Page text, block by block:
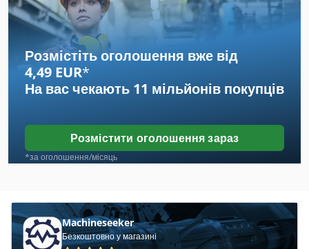
Cnc Центр
Colombo
Ctx
Gildemeister Ct 40
Holzman
Klopp Cnc
Selco
Selco Biesse
Розмістіть оголошення вже від
4,49 EUR*
На вас чекають 11 мільйонів покупців
Розмістити оголошення зараз
*за оголошення/місяць
Machineseeker
Безкоштовно у магазині